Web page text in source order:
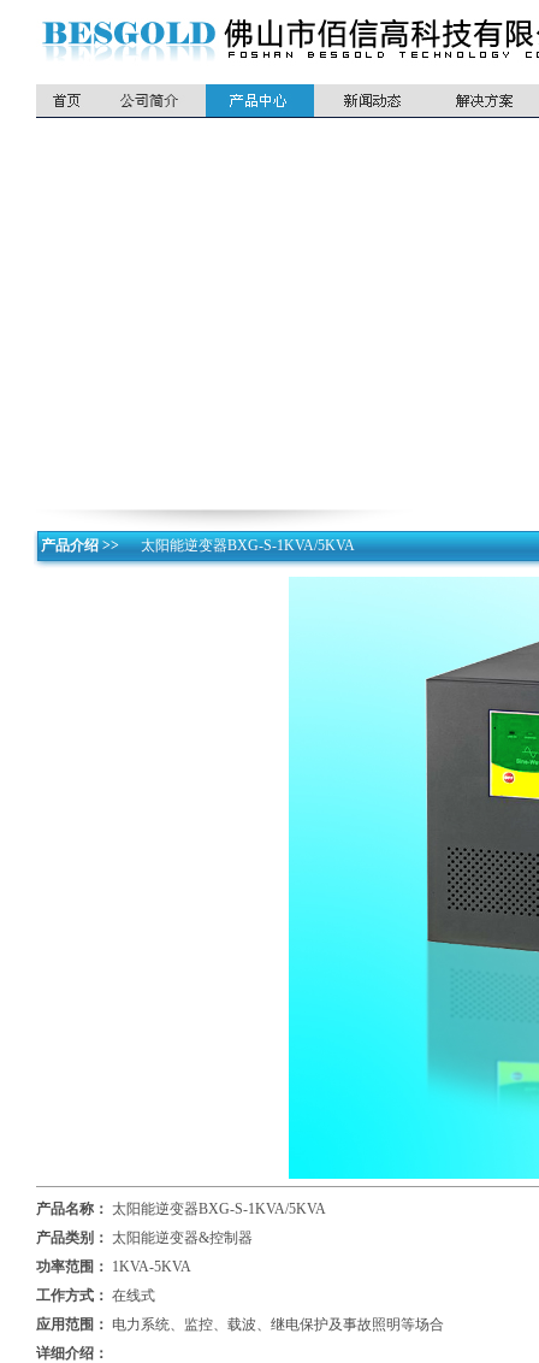
产品介绍 >> 太阳能逆变器BXG-S-1KVA/5KVA
产品名称： 太阳能逆变器BXG-S-1KVA/5KVA
产品类别： 太阳能逆变器&控制器
功率范围： 1KVA-5KVA
工作方式： 在线式
应用范围： 电力系统、监控、载波、继电保护及事故照明等场合
详细介绍：